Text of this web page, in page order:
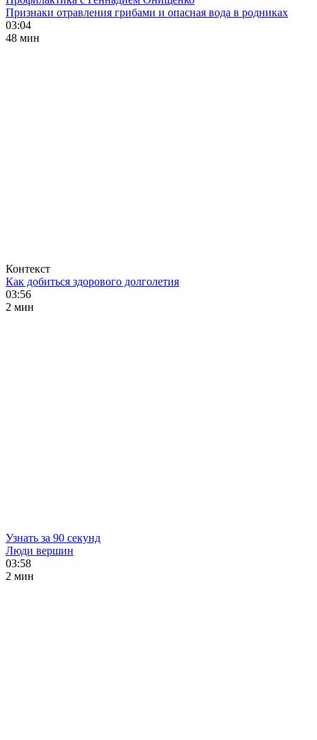
Признаки отравления грибами и опасная вода в родниках
03:04
48 мин
Контекст
Как добиться здорового долголетия
03:56
2 мин
Узнать за 90 секунд
Люди вершин
03:58
2 мин